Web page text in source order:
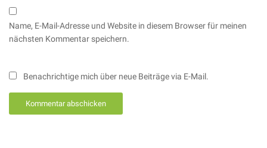
Name, E-Mail-Adresse und Website in diesem Browser für meinen
nächsten Kommentar speichern.
Benachrichtige mich über neue Beiträge via E-Mail.